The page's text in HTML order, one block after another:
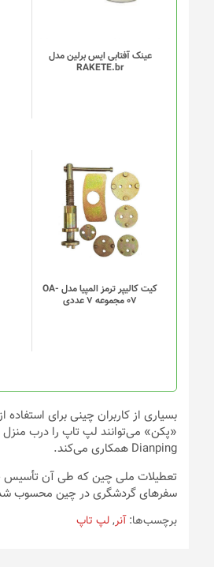
عینک آفتابی ایس برلین مدل
RAKETE.br
کیت کالیپر ترمز المپیا مدل OA-
07 مجموعه 7 عددی
بسیاری از کاربران چینی برای
Dianping همکاری می‌کند.
سفرهای گردشگری در چین محسوب شده و سال گذشته میلادی ۷۸۲
برچسب‌ها: آنر,لپ تاپ